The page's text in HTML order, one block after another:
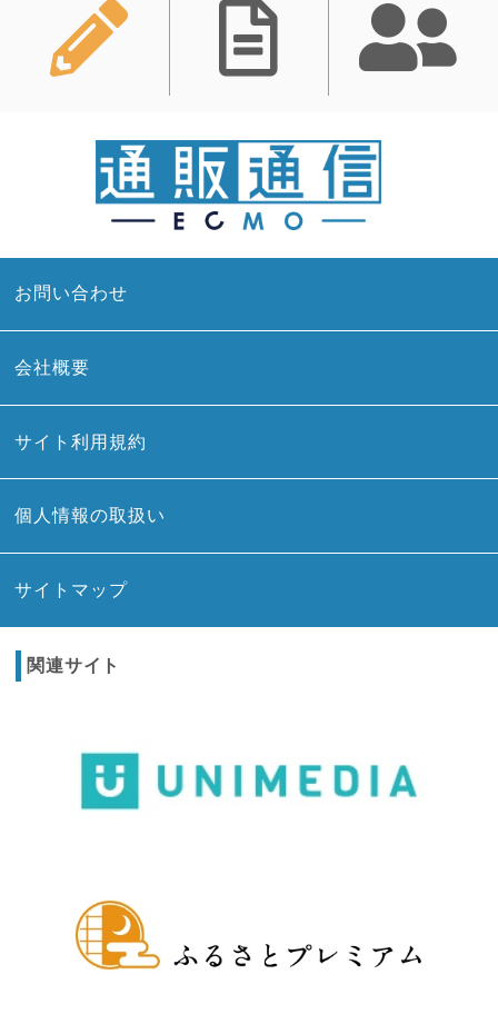
お問い合わせ
会社概要
サイト利用規約
個人情報の取扱い
サイトマップ
関連サイト